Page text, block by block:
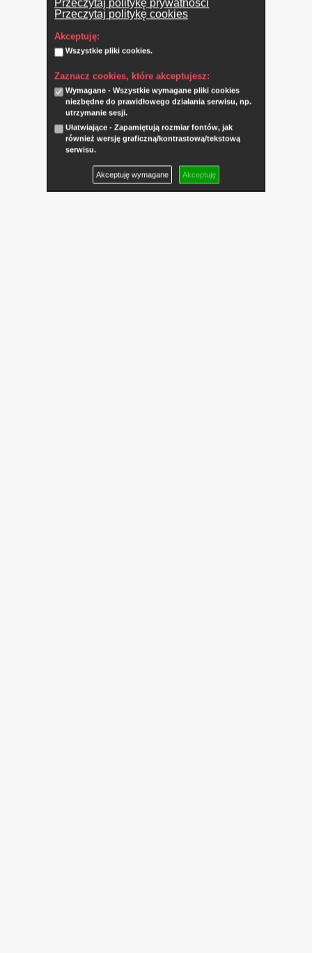
Przeczytaj politykę prywatności
Przeczytaj politykę cookies
Akceptuję:
Wszystkie pliki cookies.
Zaznacz cookies, które akceptujesz:
Wymagane - Wszystkie wymagane pliki cookies
niezbędne do prawidłowego działania serwisu, np.
utrzymanie sesji.
Ułatwiające - Zapamiętują rozmiar fontów, jak
również wersję graficzną/kontrastową/tekstową
serwisu.
Akceptuję wymagane Akceptuję